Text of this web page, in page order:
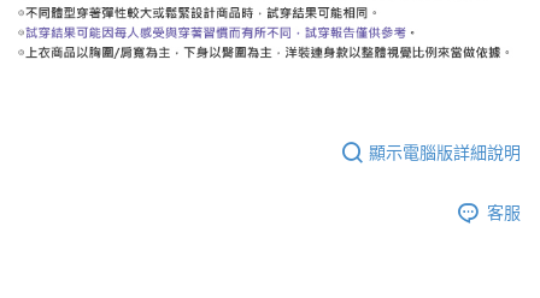
顯示電腦版詳細說明
客服